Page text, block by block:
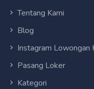
Tentang Kami
Blog
Instagram Lowongan
Pasang Loker
Kategori